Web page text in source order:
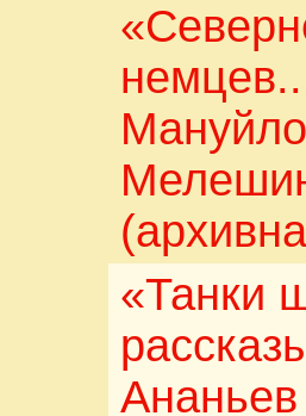
«Танки
Ананьев